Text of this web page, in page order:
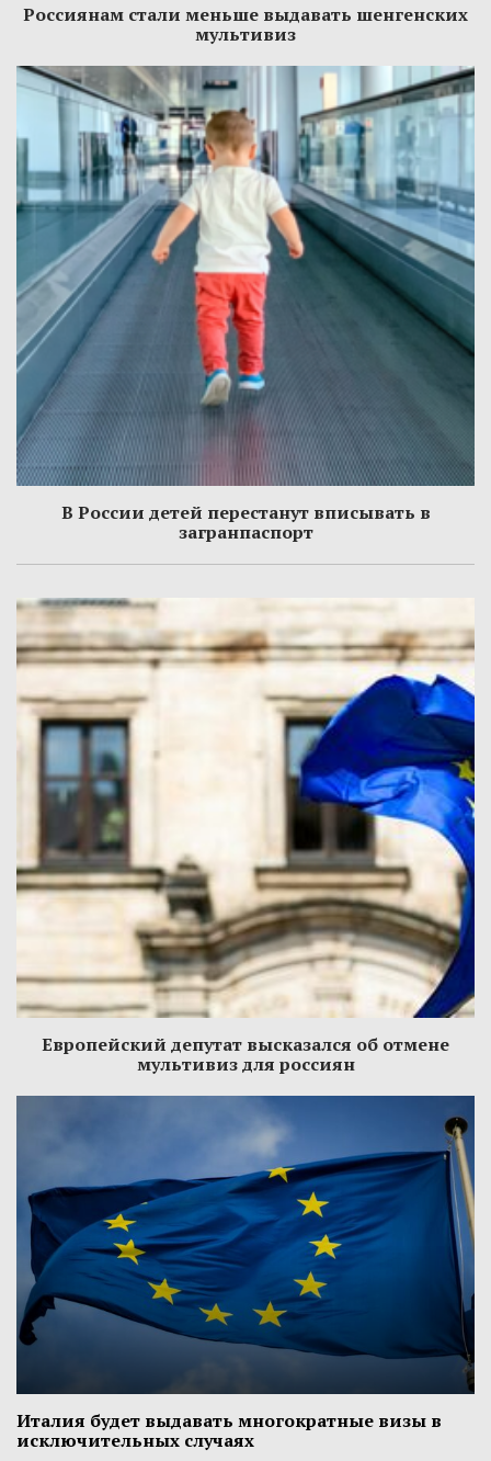
Россиянам стали меньше выдавать шенгенских
мультивиз
В России детей перестанут вписывать в
загранпаспорт
Европейский депутат высказался об отмене
мультивиз для россиян
Италия будет выдавать многократные визы в
исключительных случаях